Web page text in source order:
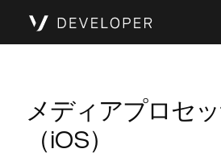
メディアプロセ
（iOS）